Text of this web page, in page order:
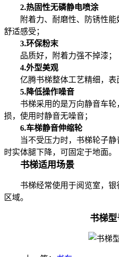
2.热固性无磷静电喷涂
附着力、耐磨性、防锈性能
舒适感受；
3.环保粉末
品质好，附着力强不掉漆；
4.外型美观
亿腾书梯整体工艺精细，表
5.降低操作噪音
书梯采用的是万向静音车轮
损，使用时静音无噪音；
6.车梯静音伸缩轮
当不受压力时， 书梯轮子静
时实体腿下降，可固定于地面。
书梯适用场景
书梯经常使用于阅览室，银
区域。
书梯型